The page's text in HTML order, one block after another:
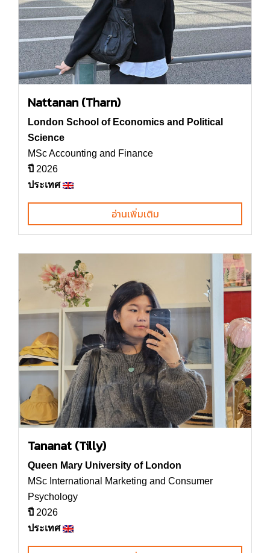
Nattanan (Tharn)
London School of Economics and Political
Science
MSc Accounting and Finance
ปี 2026
ประเทศ
อ่านเพิ่มเติม
Tananat (Tilly)
Queen Mary University of London
MSc International Marketing and Consumer
Psychology
ปี 2026
ประเทศ